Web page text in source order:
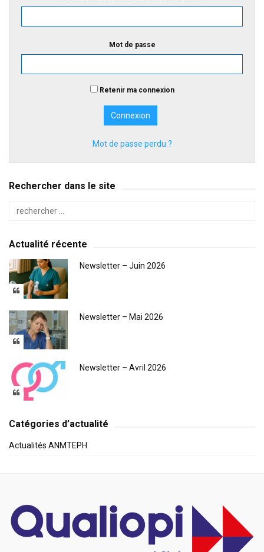
Mot de passe
Retenir ma connexion
Mot de passe perdu ?
Rechercher dans le site
Actualité récente
Newsletter – Juin 2026
Newsletter – Mai 2026
Newsletter – Avril 2026
Catégories d’actualité
Actualités ANMTEPH